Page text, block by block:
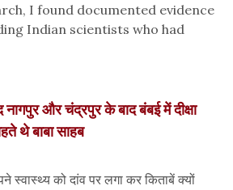
I found documented evidence
Indian scientists who had
और चंद्रपुर के बाद बंबई में दीक्षा
थे बाबा साहब
स्वास्थ्य को दांव पर लगा कर किताबें क्यों